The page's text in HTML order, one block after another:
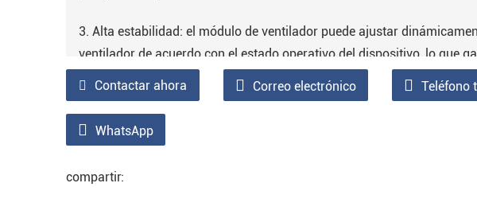
3. Alta estabilidad: el módulo de ventilador puede ajustar
ventilador de acuerdo con el estado operativo del dispositivo, lo que
estable y facilita un funcionamiento estable a largo plazo
Contactar ahora Correo electrónico Teléfono
WhatsApp
compartir: